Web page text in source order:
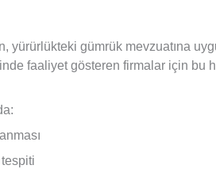
yürürlükteki gümrük mevzuatına
faaliyet gösteren firmalar için bu